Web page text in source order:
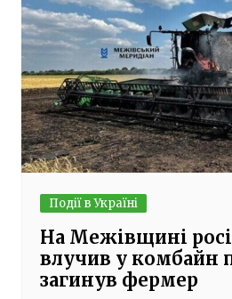
Події в Україні
На Межівщині
влучив у комбайн
загинув фермер